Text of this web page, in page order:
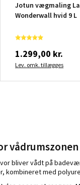
Jotun vægmaling
Wonderwall hvid 9 L
1.299,00 kr.
Lev. omk. tillægges
bliver vådt på
kombineret med